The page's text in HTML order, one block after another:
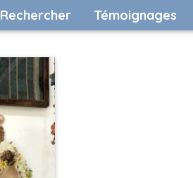
Rechercher Témoignages